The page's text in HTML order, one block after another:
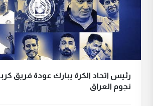
رئيس اتحاد الكرة يبارك عودة فريق
نجوم العراق